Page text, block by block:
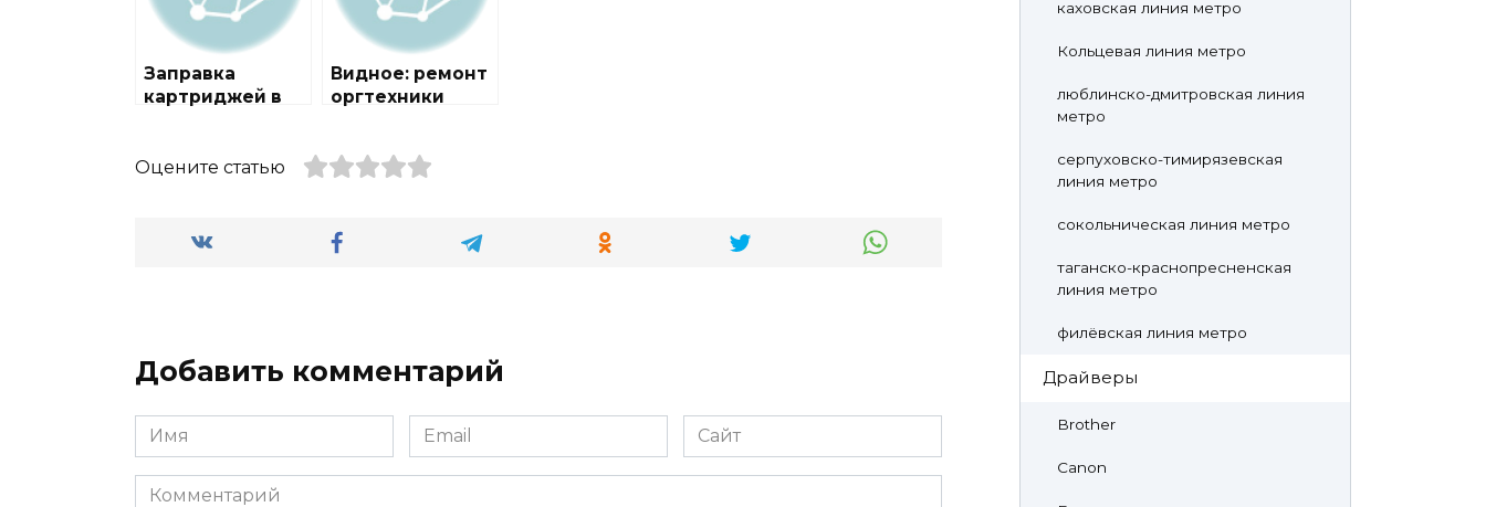
Заправка
картриджей в
Видное: ремонт
оргтехники
Оцените статью
Добавить комментарий
Имя Email Сайт
Комментарий
каховская линия метро
Кольцевая линия метро
люблинско-дмитровская линия
метро
серпуховско-тимирязевская
линия метро
сокольническая линия метро
таганско-краснопресненская
линия метро
филёвская линия метро
Драйверы
Brother
Canon